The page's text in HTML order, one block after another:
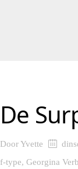
De
DoorYvette
f-type, Georgina